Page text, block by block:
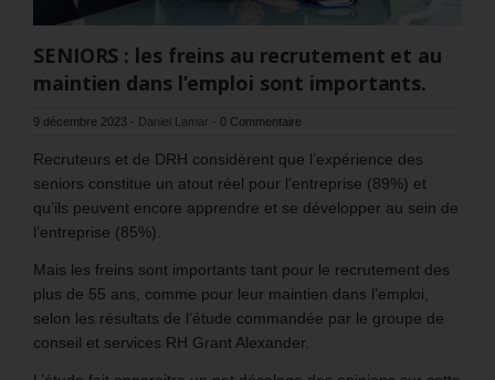
SENIORS : les freins au recrutement et au
maintien dans l’emploi sont importants.
9 décembre 2023 - Daniel Lamar - 0 Commentaire
Recruteurs et de DRH considèrent que l’expérience des
seniors constitue un atout réel pour l’entreprise (89%) et
qu’ils peuvent encore apprendre et se développer au sein de
l’entreprise (85%).
Mais les freins sont importants tant pour le recrutement des
plus de 55 ans, comme pour leur maintien dans l’emploi,
selon les résultats de l’étude commandée par le groupe de
conseil et services RH Grant Alexander.